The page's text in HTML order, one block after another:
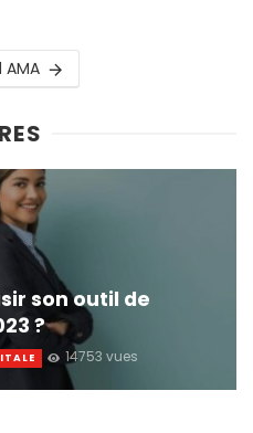
AMA
son outil de
?
14753 vues